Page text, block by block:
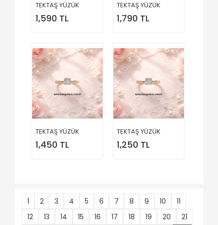
TEKTAŞ YÜZÜK
1,590 TL
TEKTAŞ YÜZÜK
1,790 TL
TEKTAŞ YÜZÜK
1,450 TL
TEKTAŞ YÜZÜK
1,250 TL
1 2 3 4 5 6 7 8 9 10
11
12
13 14 15 16 17 18 19 20
21